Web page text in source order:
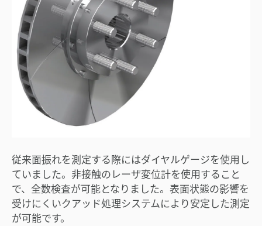
従来面振れを測定する際にはダイヤルゲージを使用し
ていました。非接触のレーザ変位計を使用すること
で、全数検査が可能となりました。表面状態の影響を
受けにくいクアッド処理システムにより安定した測定
が可能です。